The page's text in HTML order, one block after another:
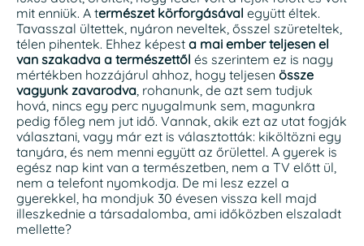
mit enniük. A természet körforgásával együtt éltek.
Tavasszal ültettek, nyáron neveltek, ősszel szüreteltek,
télen pihentek. Ehhez képest a mai ember teljesen el
van szakadva a természettől és szerintem ez is nagy
mértékben hozzájárul ahhoz, hogy teljesen össze
vagyunk zavarodva, rohanunk, de azt sem tudjuk
hová, nincs egy perc nyugalmunk sem, magunkra
pedig főleg nem jut idő. Vannak, akik ezt az utat fogják
választani, vagy már ezt is választották: kiköltözni egy
tanyára, és nem menni együtt az őrülettel. A gyerek is
egész nap kint van a természetben, nem a TV előtt ül,
nem a telefont nyomkodja. De mi lesz ezzel a
gyerekkel, ha mondjuk 30 évesen vissza kell majd
illeszkednie a társadalomba, ami időközben elszaladt
mellette?